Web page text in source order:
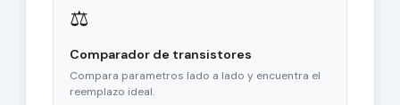
⚖
Comparador de transistores
Compara parametros lado a lado y encuentra el
reemplazo ideal.